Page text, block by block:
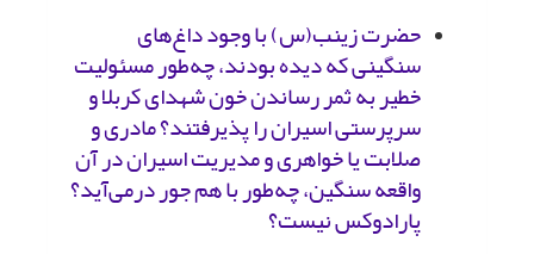
حضرت زینب(س) با وجود داغ‌های
سنگینی که دیده بودند، چه‌طور مسئولیت
خطیر به ثمر رساندن خون شهدای کربلا و
سرپرستی اسیران را پذیرفتند؟ مادری و
صلابت یا خواهری و مدیریت اسیران در آن
واقعه سنگین، چه‌طور با هم جور درمی‌آید؟
پارادوکس نیست؟